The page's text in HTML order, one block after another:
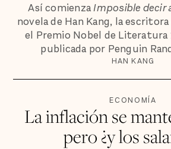
Así comienzaImposible decir
novela de Han Kang, la
el Premio Nobel de Literatura
publicada por Penguin
HAN KANG
ECONOMÍA
La inflación se
pero ¿y los